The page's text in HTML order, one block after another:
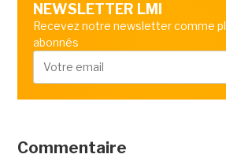
NEWSLETTER LMI
Recevez notre newsletter comme
abonnés
Commentaire